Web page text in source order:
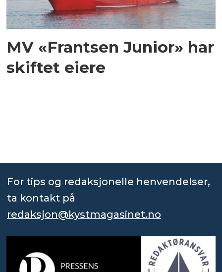
MV «Frantsen Junior» har
skiftet eiere
For tips og redaksjonelle henvendelser,
ta kontakt på
redaksjon@kystmagasinet.no